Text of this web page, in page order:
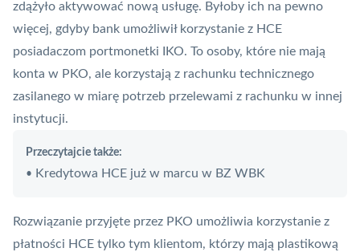
zdążyło aktywować nową usługę. Byłoby ich na pewno
więcej, gdyby bank umożliwił korzystanie z HCE
posiadaczom portmonetki
IKO. To osoby, które nie mają
konta w PKO, ale korzystają z rachunku technicznego
zasilanego w miarę potrzeb przelewami z rachunku w innej
instytucji.
Przeczytajcie także:
• Kredytowa HCE już w marcu w BZ WBK
Rozwiązanie przyjęte przez PKO umożliwia korzystanie z
płatności HCE tylko tym klientom, którzy mają plastikową